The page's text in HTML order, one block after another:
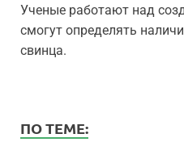
Ученые работают над
смогут определять
свинца.
ПО ТЕМЕ: